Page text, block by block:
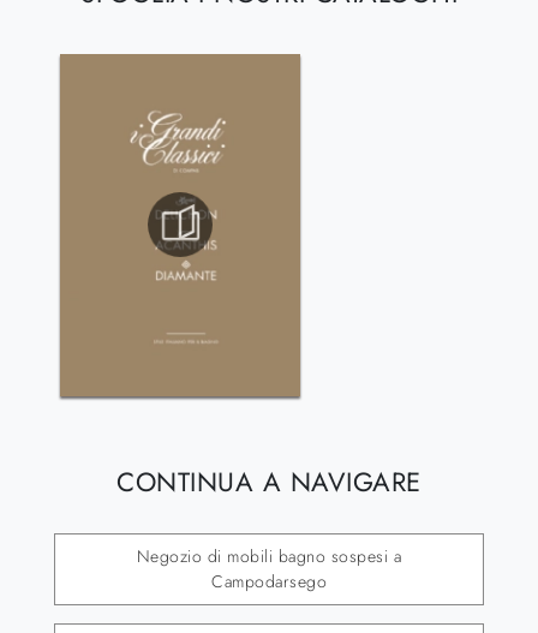
CONTINUA A NAVIGARE
Negozio di mobili bagno sospesi a
Campodarsego